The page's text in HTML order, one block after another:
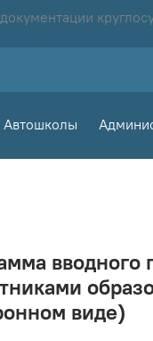
Автошколы
вводного
виде)